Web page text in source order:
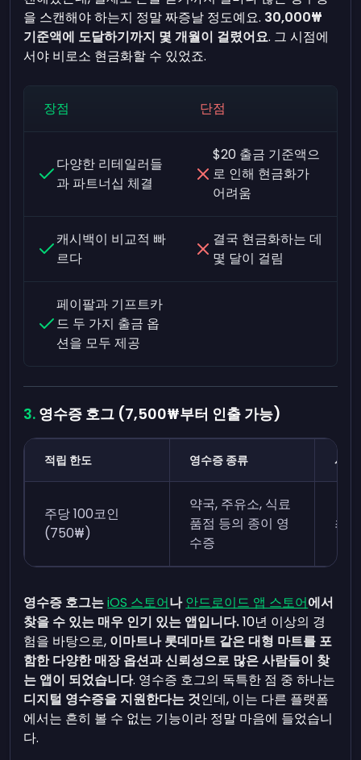
을 스캔해야 하는지 정말 짜증날 정도예요. 30,000₩
기준액에 도달하기까지 몇 개월이 걸렸어요. 그 시점에
서야 비로소 현금화할 수 있었죠.
장점 단점
다양한 리테일러들
과 파트너십 체결
$20 출금 기준액으
로 인해 현금화가
어려움
캐시백이 비교적 빠
르다
결국 현금화하는 데
몇 달이 걸림
페이팔과 기프트카
드 두 가지 출금 옵
션을 모두 제공
영수증 호그 (7,500₩부터 인출 가능)
적립 한도 영수증 종류 시간
주당 100코인
(750₩)
약국, 주유소, 식료
품점 등의 종이 영
수증
최
영수증 호그는iOS 스토어나안드로이드 앱 스토어에서
찾을 수 있는 매우 인기 있는 앱입니다.10년 이상의 경
험을 바탕으로, 이마트나 롯데마트 같은 대형 마트를 포
함한 다양한 매장 옵션과 신뢰성으로 많은 사람들이 찾
는 앱이 되었습니다. 영수증 호그의 독특한 점 중 하나는
디지털 영수증을 지원한다는 것인데, 이는 다른 플랫폼
에서는 흔히 볼 수 없는 기능이라 정말 마음에 들었습니
다.